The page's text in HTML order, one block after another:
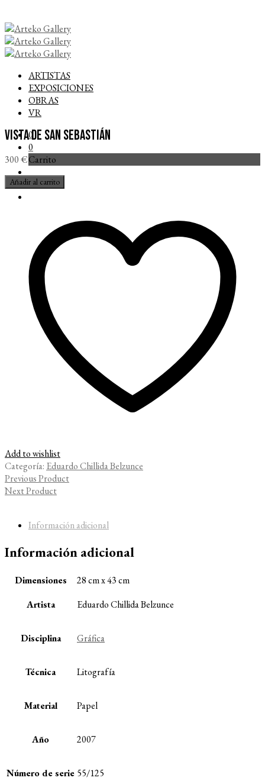
ARTISTAS
EXPOSICIONES
OBRAS
VR
0
0
Carrito
Vista de San Sebastián
300€
Vista
Añadir al carrito
Add to wishlist
Categoría: Eduardo Chillida Belzunce
Previous Product
Next Product
Información adicional
Información adicional
Dimensiones
28 cm x 43 cm
Artista
Eduardo Chillida Belzunce
Disciplina Gráfica
Técnica Litografía
Material Papel
Año 2007
Número de serie 55/125